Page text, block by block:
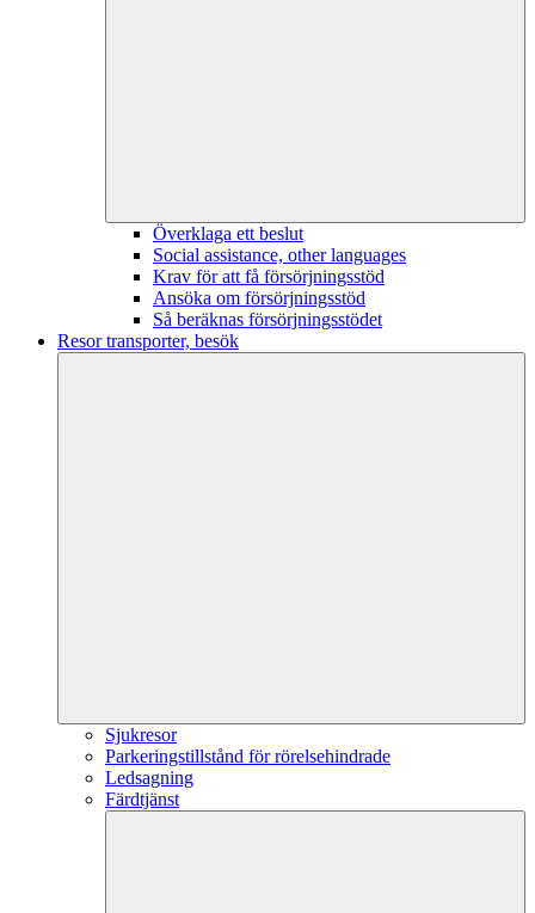
Överklaga ett beslut
Social assistance, other languages
Krav för att få försörjningsstöd
Ansöka om försörjningsstöd
Så beräknas försörjningsstödet
Resor transporter, besök
Sjukresor
Parkeringstillstånd för rörelsehindrade
Ledsagning
Färdtjänst